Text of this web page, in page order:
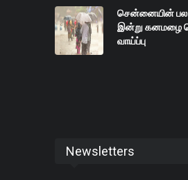
சென்னையின் பல
இன்று கனமழை
வாய்ப்பு
Newsletters